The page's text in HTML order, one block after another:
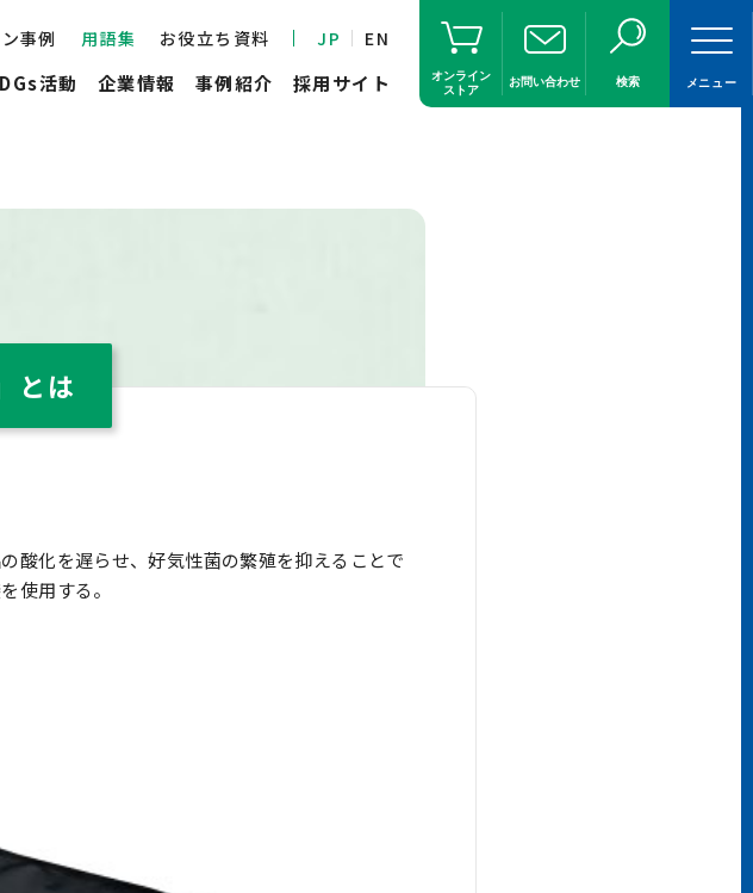
事例 用語集 お役立ち資料 JP EN
活動 企業情報 事例紹介 採用サイト
オンライン
ストア
お問い合わせ 検索 メニュー
とは
酸化を遅らせ、好気性菌の繁殖を抑えることで
使用する。